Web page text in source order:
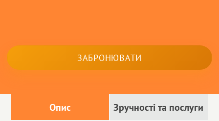
ЗАБРОНЮВАТИ
Опис Зручності та послуги